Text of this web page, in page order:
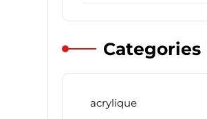
Categories
acrylique